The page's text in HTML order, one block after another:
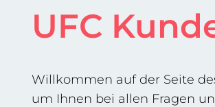
UFC
Willkommen auf der Seite
um Ihnen bei allen Fragen